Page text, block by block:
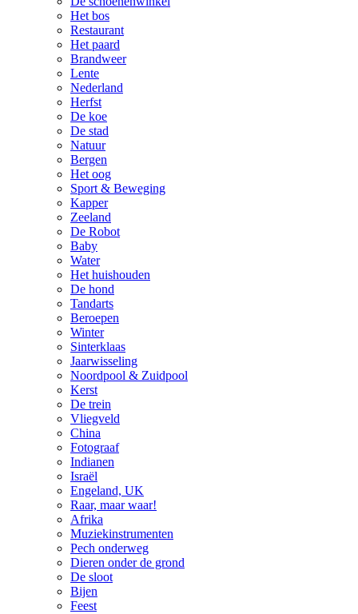
Het bos
Restaurant
Het paard
Brandweer
Lente
Nederland
Herfst
De koe
De stad
Natuur
Bergen
Het oog
Sport & Beweging
Kapper
Zeeland
De Robot
Baby
Water
Het huishouden
De hond
Tandarts
Beroepen
Winter
Sinterklaas
Jaarwisseling
Noordpool & Zuidpool
Kerst
De trein
Vliegveld
China
Fotograaf
Indianen
Israël
Engeland, UK
Raar, maar waar!
Afrika
Muziekinstrumenten
Pech onderweg
Dieren onder de grond
De sloot
Bijen
Feest